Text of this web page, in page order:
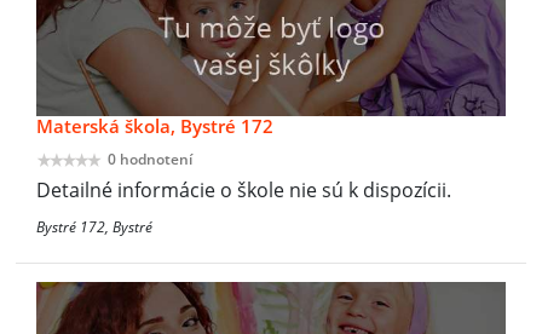
Materská škola, Bystré 172
0 hodnotení
Detailné informácie o škole nie sú k dispozícii.
Bystré 172, Bystré